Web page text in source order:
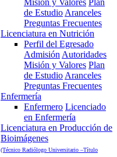
Misión y Valores Plan
de Estudio Aranceles
Preguntas Frecuentes
Licenciatura en Nutrición
Perfil del Egresado
Admisión Autoridades
Misión y Valores Plan
de Estudio Aranceles
Preguntas Frecuentes
Enfermería
Enfermero Licenciado
en Enfermería
Licenciatura en Producción de
Bioimágenes
(Técnico Radiólogo Universitario –Título